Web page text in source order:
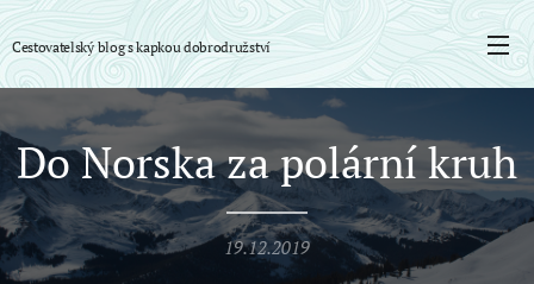
Cestovatelský blog skapkoudobrodružství
Do Norska za polární kruh
19.12.2019